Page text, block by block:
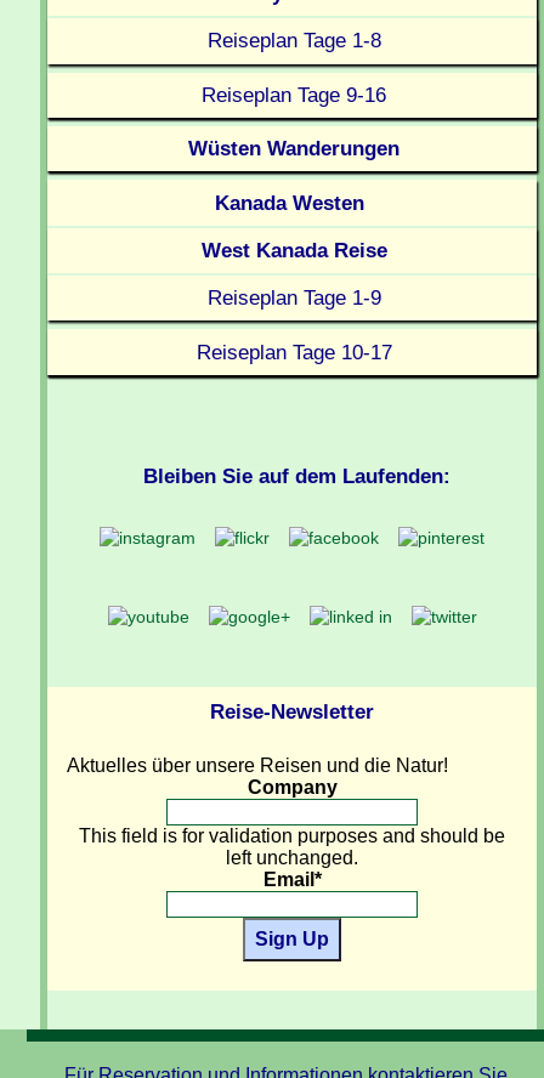
Reiseplan Tage 1-8
Reiseplan Tage 9-16
Wüsten Wanderungen
Kanada Westen
West Kanada Reise
Reiseplan Tage 1-9
Reiseplan Tage 10-17
Bleiben Sie auf dem Laufenden:
Reise-Newsletter
Aktuelles über unsere Reisen und die Natur!
Company
This field is for validation purposes and should be
left unchanged.
Email *
Sign Up